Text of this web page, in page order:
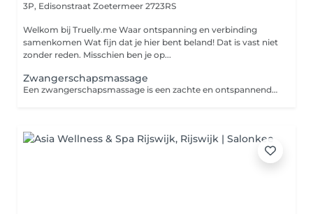
3P, Edisonstraat Zoetermeer 2723RS
Welkom bij Truelly.me Waar ontspanning en verbinding
samenkomen Wat fijn dat je hier bent beland! Dat is vast niet
zonder reden. Misschien ben je op...
Zwangerschapsmassage
Een zwangerschapsmassage is een zachte en ontspannende massage speciaal ontworpen voor aanstaande moeders. Het helpt spanning, rugpijn en vermoeidheid te verminderen, terwijl het de bloedcirculatie en het welzijn bevordert. Met veilige technieken wordt het lichaam ondersteund en de verbinding tussen moeder en baby versterkt, voor een moment van rust en zorg.